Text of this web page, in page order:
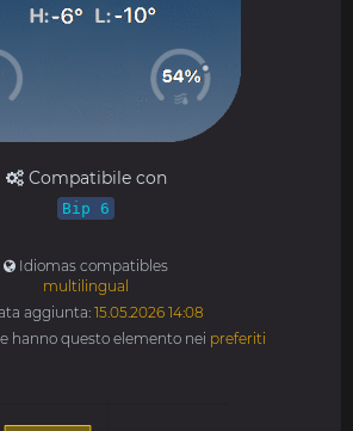
Compatibile con
Bip 6
Idiomas compatibles
multilingual
aggiunta: 15.05.2026 14:08
hanno questo elemento nei preferiti